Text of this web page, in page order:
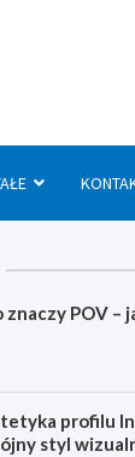
znaczy POV –
profilu
styl